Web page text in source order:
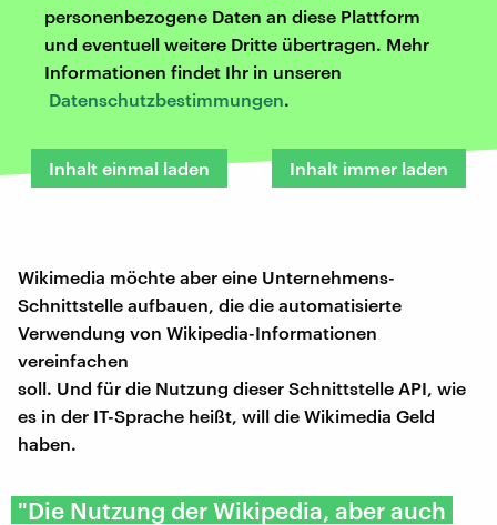
personenbezogene Daten an diese Plattform
und eventuell weitere Dritte übertragen. Mehr
Informationen findet Ihr in unseren
Datenschutzbestimmungen.
Inhalt einmal laden Inhalt immer laden
Wikimedia möchte aber eine Unternehmens-
Schnittstelle aufbauen, die die automatisierte
Verwendung von Wikipedia-Informationen
vereinfachen
soll. Und für die Nutzung dieser Schnittstelle API, wie
es in der IT-Sprache heißt, will die Wikimedia Geld
haben.
"Die Nutzung der Wikipedia, aber auch